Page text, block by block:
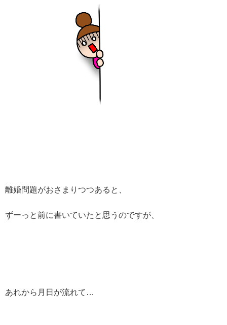
離婚問題がおさまりつつあると、
ずーっと前に書いていたと思うのですが、
あれから月日が流れて…